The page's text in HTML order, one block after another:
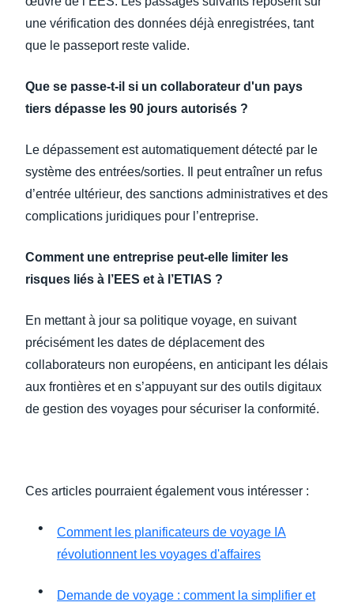
une vérification des données déjà enregistrées, tant
que le passeport reste valide.
Que se passe-t-il si un collaborateur d'un pays
tiers dépasse les 90 jours autorisés ?
Le dépassement est automatiquement détecté par le
système des entrées/sorties. Il peut entraîner un refus
d’entrée ultérieur, des sanctions administratives et des
complications juridiques pour l’entreprise.
Comment une entreprise peut-elle limiter les
risques liés à l’EES et à l’ETIAS ?
En mettant à jour sa politique voyage, en suivant
précisément les dates de déplacement des
collaborateurs non européens, en anticipant les délais
aux frontières et en s’appuyant sur des outils digitaux
de gestion des voyages pour sécuriser la conformité.
Ces articles pourraient également vous intéresser :
Comment les planificateurs de voyage IA
révolutionnent les voyages d'affaires
Demande de voyage : comment la simplifier et